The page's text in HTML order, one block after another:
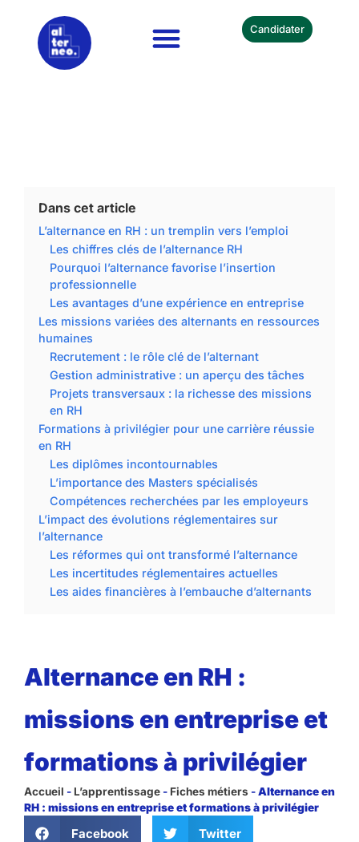
Candidater
Dans cet article
L’alternance en RH : un tremplin vers l’emploi
Les chiffres clés de l’alternance RH
Pourquoi l’alternance favorise l’insertion
professionnelle
Les avantages d’une expérience en entreprise
Les missions variées des alternants en ressources
humaines
Recrutement : le rôle clé de l’alternant
Gestion administrative : un aperçu des tâches
Projets transversaux : la richesse des missions
en RH
Formations à privilégier pour une carrière réussie
en RH
Les diplômes incontournables
L’importance des Masters spécialisés
Compétences recherchées par les employeurs
L’impact des évolutions réglementaires sur
l’alternance
Les réformes qui ont transformé l’alternance
Les incertitudes réglementaires actuelles
Les aides financières à l’embauche d’alternants
Alternance en RH :
missions en entreprise et
formations à privilégier
Accueil - L’apprentissage - Fiches métiers -Alternance en
RH : missions en entreprise et formations à privilégier
Facebook Twitter